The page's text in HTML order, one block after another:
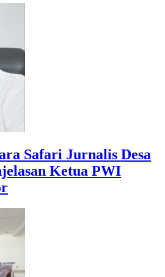
Safari Jurnalis Desa
Ketua PWI